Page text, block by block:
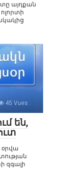
այդքան
45 Vues :
են,
զգալի